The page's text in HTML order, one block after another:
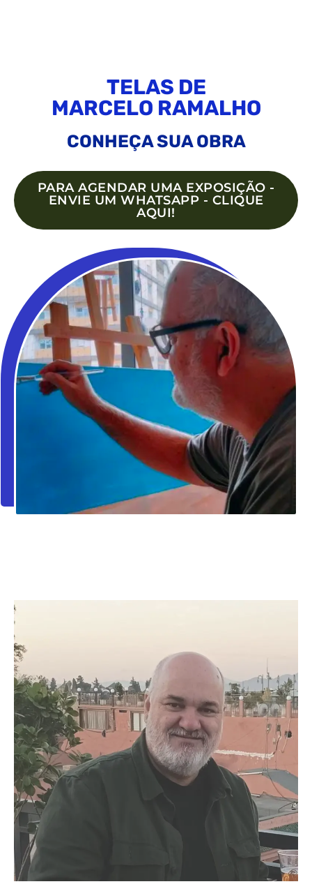
TELAS DE
MARCELO RAMALHO
CONHEÇA SUA OBRA
PARA AGENDAR UMA EXPOSIÇÃO -
ENVIE UM WHATSAPP - CLIQUE
AQUI!